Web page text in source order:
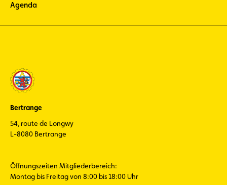
Agenda
Bertrange
54, route de Longwy
L-8080 Bertrange
Öffnungszeiten Mitgliederbereich:
Montag bis Freitag von 8:00 bis 18:00 Uhr